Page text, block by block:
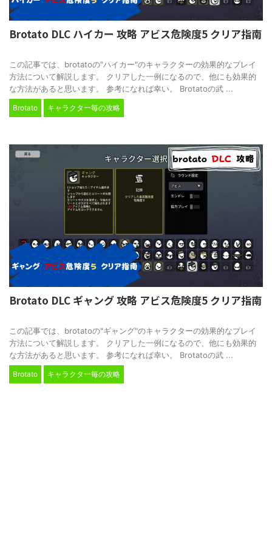
Brotato DLC ハイカー 攻略 アビス危険度5 クリア指南
この記事では、brotatoの"ハイカー"のキャラクターの効果的なプレイ
方法について解説します。 クリアした一例になるので、他にも効果的
な方法があると思います。 参考になれば幸い。 Brotatoの武 ...
Brotato キャラクター毎の攻略
Brotato DLC ギャング 攻略 アビス危険度5 クリア指南
この記事では、brotatoの"ギャング"のキャラクターの効果的なプレイ
方法について解説します。 クリアした一例になるので、他にも効果的
な方法があると思います。 参考になれば幸い。 Brotatoの武 ...
Brotato キャラクター毎の攻略